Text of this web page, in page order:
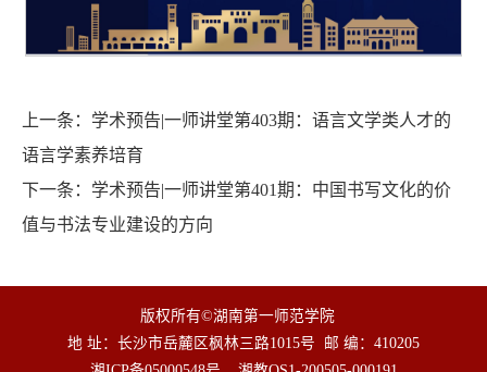
上一条： 学术预告|一师讲堂第403期：语言文学类人才的
语言学素养培育
下一条： 学术预告|一师讲堂第401期：中国书写文化的价
值与书法专业建设的方向
版权所有©湖南第一师范学院
地 址：长沙市岳麓区枫林三路1015号 邮 编：410205